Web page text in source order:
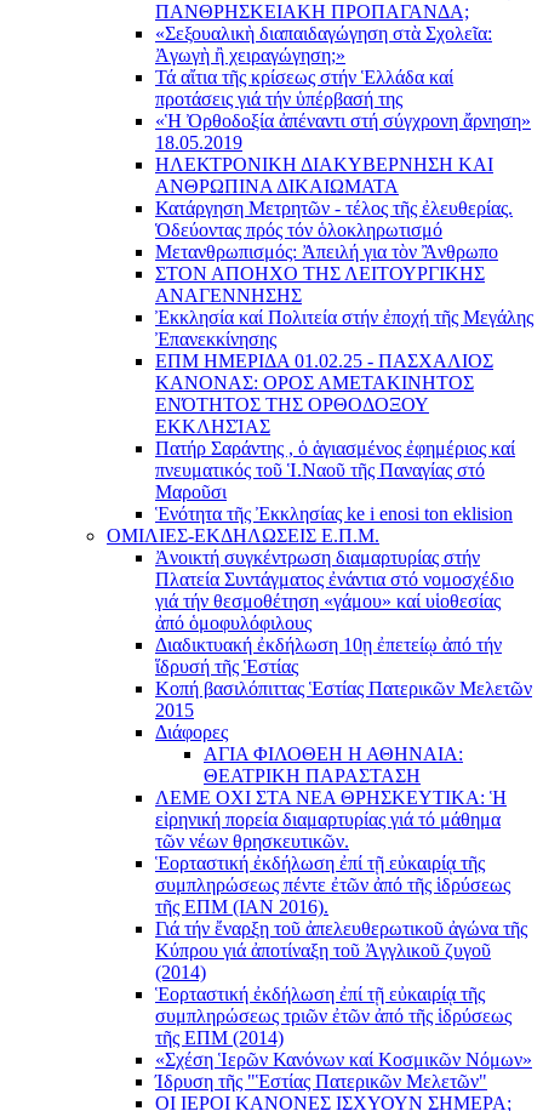
ΠΑΝΘΡΗΣΚΕΙΑΚΗ ΠΡΟΠΑΓΑΝΔΑ;
«Σεξουαλικὴ διαπαιδαγώγηση στὰ Σχολεῖα:
Ἀγωγὴ ἢ χειραγώγηση;»
Τά αἴτια τῆς κρίσεως στήν Ἑλλάδα καί
προτάσεις γιά τήν ὑπέρβασή της
«Ἡ Ὀρθοδοξία ἀπέναντι στή σύγχρονη ἄρνηση»
18.05.2019
ΗΛΕΚΤΡΟΝΙΚΗ ΔΙΑΚΥΒΕΡΝΗΣΗ ΚΑΙ
ΑΝΘΡΩΠΙΝΑ ΔΙΚΑΙΩΜΑΤΑ
Κατάργηση Μετρητῶν - τέλος τῆς ἐλευθερίας.
Ὁδεύοντας πρός τόν ὁλοκληρωτισμό
Μετανθρωπισμός: Ἀπειλή για τὸν Ἂνθρωπο
ΣΤΟΝ ΑΠΟΗΧΟ ΤΗΣ ΛΕΙΤΟΥΡΓΙΚΗΣ
ΑΝΑΓΕΝΝΗΣΗΣ
Ἐκκλησία καί Πολιτεία στήν ἐποχή τῆς Μεγάλης
Ἐπανεκκίνησης
ΕΠΜ ΗΜΕΡΙΔΑ 01.02.25 - ΠΑΣΧΑΛΙΟΣ
ΚΑΝΟΝΑΣ: ΟΡΟΣ ΑΜΕΤΑΚΙΝΗΤΟΣ
ΕΝΌΤΗΤΟΣ ΤΗΣ ΟΡΘΟΔΟΞΟΥ
ΕΚΚΛΗΣΊΑΣ
Πατήρ Σαράντης , ὁ ἁγιασμένος ἐφημέριος καί
πνευματικός τοῦ Ἱ.Ναοῦ τῆς Παναγίας στό
Μαροῦσι
Ἑνότητα τῆς Ἐκκλησίας ke i enosi ton eklision
ΟΜΙΛΙΕΣ-ΕΚΔΗΛΩΣΕΙΣ Ε.Π.Μ.
Ἀνοικτή συγκέντρωση διαμαρτυρίας στήν
Πλατεία Συντάγματος ἐνάντια στό νομοσχέδιο
γιά τήν θεσμοθέτηση «γάμου» καί υἱοθεσίας
ἀπό ὁμοφυλόφιλους
Διαδικτυακή ἐκδήλωση 10ῃ ἐπετείῳ ἀπό τήν
ἵδρυσή τῆς Ἑστίας
Κοπή βασιλόπιττας Ἑστίας Πατερικῶν Μελετῶν
2015
Διάφορες
ΑΓΙΑ ΦΙΛΟΘΕΗ Η ΑΘΗΝΑΙΑ:
ΘΕΑΤΡΙΚΗ ΠΑΡΑΣΤΑΣΗ
ΛΕΜΕ ΟΧΙ ΣΤΑ ΝΕΑ ΘΡΗΣΚΕΥΤΙΚΑ: Ἡ
εἰρηνική πορεία διαμαρτυρίας γιά τό μάθημα
τῶν νέων θρησκευτικῶν.
Ἑορταστική ἐκδήλωση ἐπί τῇ εὐκαιρίᾳ τῆς
συμπληρώσεως πέντε ἐτῶν ἀπό τῆς ἱδρύσεως
τῆς ΕΠΜ (ΙΑΝ 2016).
Γιά τήν ἔναρξη τοῦ ἀπελευθερωτικοῦ ἀγώνα τῆς
Κύπρου γιά ἀποτίναξη τοῦ Ἀγγλικοῦ ζυγοῦ
(2014)
Ἑορταστική ἐκδήλωση ἐπί τῇ εὐκαιρίᾳ τῆς
συμπληρώσεως τριῶν ἐτῶν ἀπό τῆς ἱδρύσεως
τῆς ΕΠΜ (2014)
«Σχέση Ἱερῶν Κανόνων καί Κοσμικῶν Νόμων»
Ίδρυση τῆς "Ἑστίας Πατερικῶν Μελετῶν"
ΟΙ ΙΕΡΟΙ ΚΑΝΟΝΕΣ ΙΣΧΥΟΥΝ ΣΗΜΕΡΑ;